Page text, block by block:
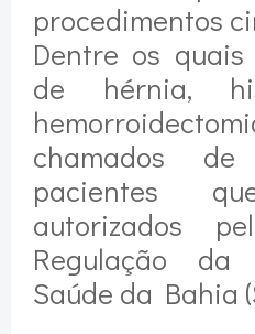
procedimentos
Dentre os
de hérnia,
chamados
pacientes
autorizados
Regulação
Saúde da Bahia